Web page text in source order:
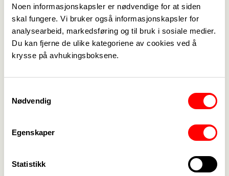
Noen informasjonskapsler er nødvendige for at siden
skal fungere. Vi bruker også informasjonskapsler for
analysearbeid, markedsføring og til bruk i sosiale medier.
Du kan fjerne de ulike kategoriene av cookies ved å
krysse på avhukingsboksene.
Nødvendig
Egenskaper
Statistikk
Kontaktliste
Eskild Hustvedt
Yrkesseksjon helse og sosial
Se alle våre
medlemsfordeler